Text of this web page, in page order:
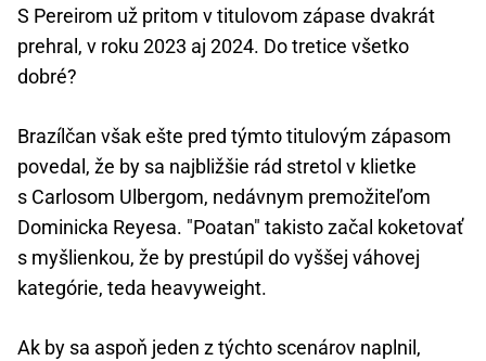
S Pereirom už pritom v titulovom zápase dvakrát
prehral, v roku 2023 aj 2024. Do tretice všetko
dobré?
Brazílčan však ešte pred týmto titulovým zápasom
povedal, že by sa najbližšie rád stretol v klietke
s Carlosom Ulbergom, nedávnym premožiteľom
Dominicka Reyesa. "Poatan" takisto začal koketovať
s myšlienkou, že by prestúpil do vyššej váhovej
kategórie, teda heavyweight.
Ak by sa aspoň jeden z týchto scenárov naplnil,